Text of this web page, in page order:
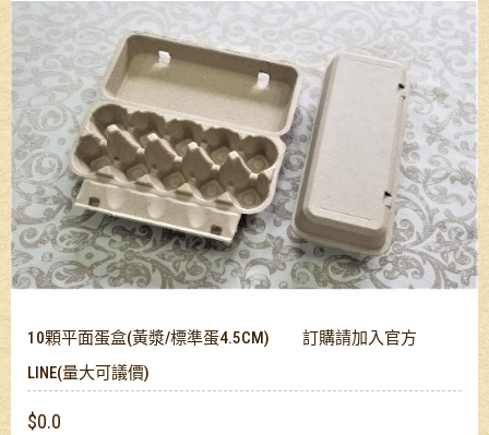
10顆平面蛋盒(黃漿/標準蛋4.5CM) 訂購請加入官方
LINE(量大可議價)
$0.0